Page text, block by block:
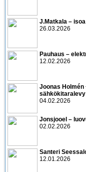
J.Matkala –
26.03.2026
Pauhaus –
12.02.2026
Joonas Holmén
sähkökitaralevy
04.02.2026
Jonsjooel –
02.02.2026
Santeri
12.01.2026